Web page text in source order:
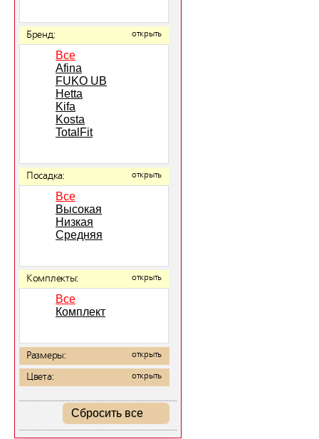
Бренд: открыть
Все
Afina
FUKO UB
Hetta
Kifa
Kosta
TotalFit
Посадка: открыть
Все
Высокая
Низкая
Средняя
Комплекты: открыть
Все
Комплект
Размеры: открыть
Цвета: открыть
Сбросить все